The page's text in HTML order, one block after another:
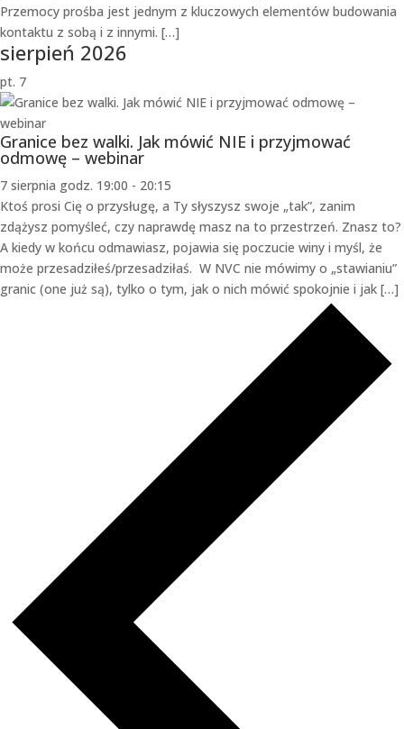
Przemocy prośba jest jednym z kluczowych elementów budowania
kontaktu z sobą i z innymi. […]
sierpień 2026
pt. 7
Granice bez walki. Jak mówić NIE i przyjmować
odmowę – webinar
7 sierpnia godz. 19:00 - 20:15
Ktoś prosi Cię o przysługę, a Ty słyszysz swoje „tak”, zanim
zdążysz pomyśleć, czy naprawdę masz na to przestrzeń. Znasz to?
A kiedy w końcu odmawiasz, pojawia się poczucie winy i myśl, że
może przesadziłeś/przesadziłaś. W NVC nie mówimy o „stawianiu”
granic (one już są), tylko o tym, jak o nich mówić spokojnie i jak […]